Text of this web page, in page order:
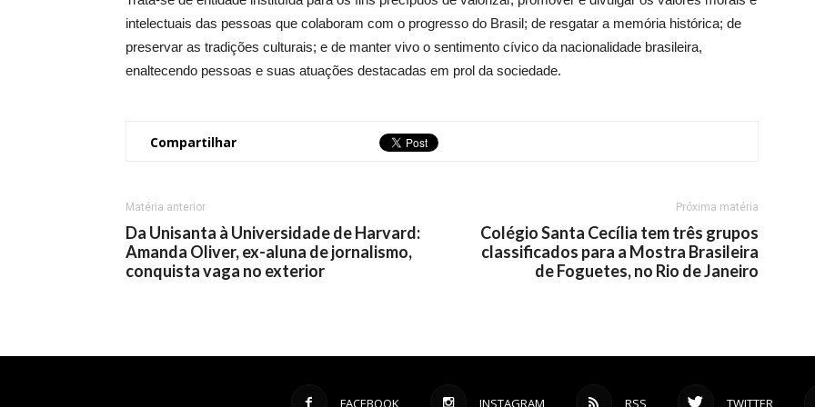
intelectuais das pessoas que colaboram com o progresso do Brasil; de resgatar a memória histórica; de
preservar as tradições culturais; e de manter vivo o sentimento cívico da nacionalidade brasileira,
enaltecendo pessoas e suas atuações destacadas em prol da sociedade.
Compartilhar
Matéria anterior
Da Unisanta à Universidade de Harvard:
Amanda Oliver, ex-aluna de jornalismo,
conquista vaga no exterior
Próxima matéria
Colégio Santa Cecília tem três grupos
classificados para a Mostra Brasileira
de Foguetes, no Rio de Janeiro
FACEBOOK INSTAGRAM RSS TWITTER